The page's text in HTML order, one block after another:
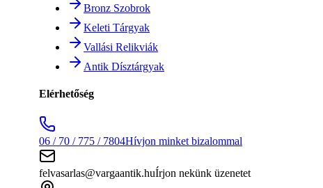
Bronz Szobrok
Keleti Tárgyak
Vallási Relikviák
Antik Dísztárgyak
Elérhetőség
06 / 70 / 775 / 7804Hívjon minket bizalommal
felvasarlas@vargaantik.huÍrjon nekünk üzenetet